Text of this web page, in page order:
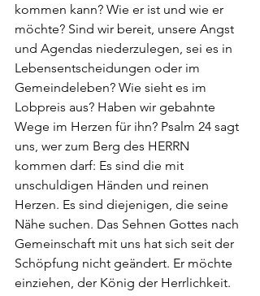
kommen kann? Wie er ist und wie er
möchte? Sind wir bereit, unsere Angst
und Agendas niederzulegen, sei es in
Lebensentscheidungen oder im
Gemeindeleben? Wie sieht es im
Lobpreis aus? Haben wir gebahnte
Wege im Herzen für ihn? Psalm 24 sagt
uns, wer zum Berg des HERRN
kommen darf: Es sind die mit
unschuldigen Händen und reinen
Herzen. Es sind diejenigen, die seine
Nähe suchen. Das Sehnen Gottes nach
Gemeinschaft mit uns hat sich seit der
Schöpfung nicht geändert. Er möchte
einziehen, der König der Herrlichkeit.